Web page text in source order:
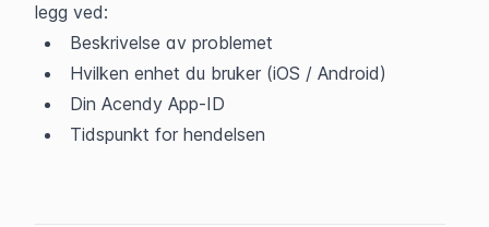
legg ved:
Beskrivelse av problemet
Hvilken enhet du bruker (iOS / Android)
Din Acendy App-ID
Tidspunkt for hendelsen